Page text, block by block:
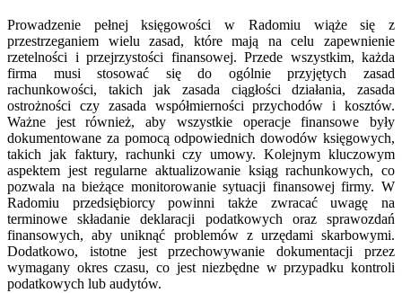
Prowadzenie pełnej księgowości w Radomiu wiąże się z
przestrzeganiem wielu zasad, które mają na celu zapewnienie
rzetelności i przejrzystości finansowej. Przede wszystkim, każda
firma musi stosować się do ogólnie przyjętych zasad
rachunkowości, takich jak zasada ciągłości działania, zasada
ostrożności czy zasada współmierności przychodów i kosztów.
Ważne jest również, aby wszystkie operacje finansowe były
dokumentowane za pomocą odpowiednich dowodów księgowych,
takich jak faktury, rachunki czy umowy. Kolejnym kluczowym
aspektem jest regularne aktualizowanie ksiąg rachunkowych, co
pozwala na bieżące monitorowanie sytuacji finansowej firmy. W
Radomiu przedsiębiorcy powinni także zwracać uwagę na
terminowe składanie deklaracji podatkowych oraz sprawozdań
finansowych, aby uniknąć problemów z urzędami skarbowymi.
Dodatkowo, istotne jest przechowywanie dokumentacji przez
wymagany okres czasu, co jest niezbędne w przypadku kontroli
podatkowych lub audytów.